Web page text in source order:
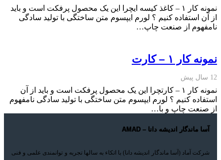
نمونه کار ۱ – کاغذ کیسه ایچرا این یک محصول پرفکت است و باید
از آن استفاده کنیم ؟ لورم ایپسوم متن ساختگی با تولید سادگی
نامفهوم از صنعت چاپ…
نمونه کار ۱ – کارت
12 سال پیش
نمونه کار ۱ – کارتچرا این یک محصول پرفکت است و باید از آن
استفاده کنیم ؟ لورم ایپسوم متن ساختگی با تولید سادگی نامفهوم
از صنعت چاپ و با…
آسا ماندگار اندیشه دانا – AMAD
شرکت آماد (آسا ماندگار اندیشه دانا) با اتکاء به سالها تجربه و توانمندی علمی و فنی